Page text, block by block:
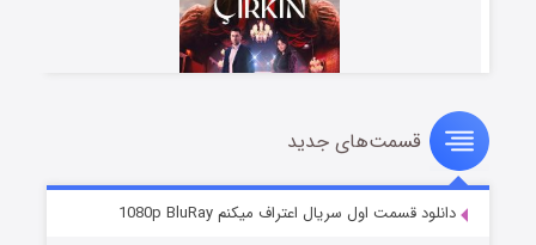
سریال زشت
قسمت۲ (زیرنویس) منتشر شد
قسمت‌های جدید
دانلود قسمت اول سریال اعتراف میکنم 1080p BluRay